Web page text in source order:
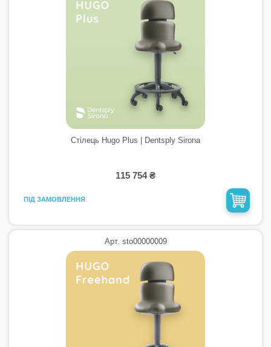
Стілець Hugo Plus | Dentsply Sirona
115 754 ₴
ПІД ЗАМОВЛЕННЯ
Арт. sto00000009